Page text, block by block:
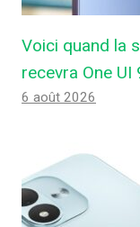
Voici quand la
recevra One UI
6 août 2026